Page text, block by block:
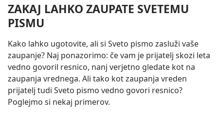
ZAKAJ LAHKO ZAUPATE SVETEMU
PISMU
Kako lahko ugotovite, ali si Sveto pismo zasluži vaše
zaupanje? Naj ponazorimo: če vam je prijatelj skozi leta
vedno govoril resnico, nanj verjetno gledate kot na
zaupanja vrednega. Ali tako kot zaupanja vreden
prijatelj tudi Sveto pismo vedno govori resnico?
Poglejmo si nekaj primerov.